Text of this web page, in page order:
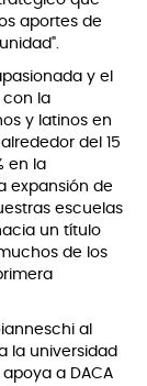
aportes de
y el
con la
y latinos en
del 15
en la
expansión de
escuelas
un título
de los
al
la universidad
a DACA